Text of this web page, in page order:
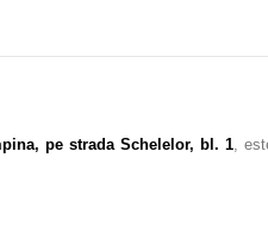
pe strada Schelelor, bl. 1,